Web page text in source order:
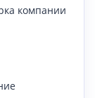
компании